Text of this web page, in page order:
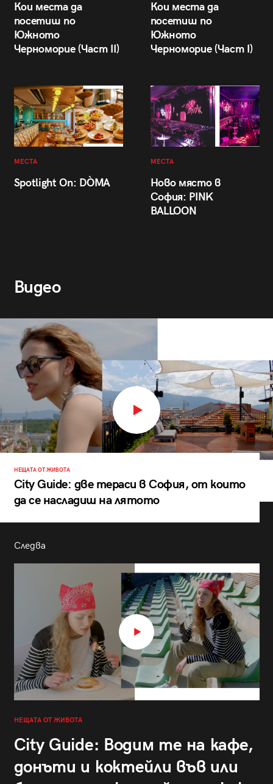
Кои места да
посетиш по
Южното
Черноморие (Част II)
Кои места да
посетиш по
Южното
Черноморие (Част I)
МЕСТА
Spotlight On: DÒMA
МЕСТА
Ново място в
София: PINK
BALLOON
Видео
НЕЩАТА ОТ ЖИВОТА
City Guide: две тераси в София, от които
да се насладиш на лятото
Следва
НЕЩАТА ОТ ЖИВОТА
City Guide: Водим те на кафе,
донъти и коктейли във или